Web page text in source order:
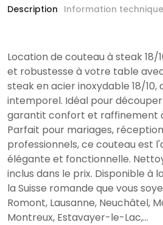
Description Information
Location de couteau à steak
et robustesse à votre table
steak en acier inoxydable 18/10,
intemporel. Idéal pour
garantit confort et raffinement
Parfait pour mariages,
professionnels, ce couteau est
élégante et fonctionnelle.
inclus dans le prix. Disponible à
la Suisse romande que vous
Romont, Lausanne, Neuchâtel,
Montreux, Estavayer-le-Lac,...